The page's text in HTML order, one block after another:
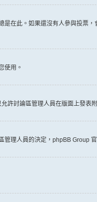
在此。如果還沒有人參與投票
使用。
許討論區管理人員在版面上發表
理人員的決定，phpBB Group